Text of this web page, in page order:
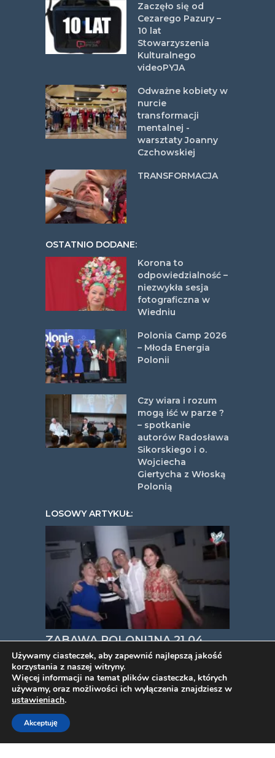
Zaczęło się od
Cezarego Pazury –
10 lat
Stowarzyszenia
Kulturalnego
videoPYJA
Odważne kobiety w
nurcie
transformacji
mentalnej -
warsztaty Joanny
Czchowskiej
TRANSFORMACJA
OSTATNIO DODANE:
Korona to
odpowiedzialność –
niezwykła sesja
fotograficzna w
Wiedniu
Polonia Camp 2026
– Młoda Energia
Polonii
Czy wiara i rozum
mogą iść w parze ?
– spotkanie
autorów Radosława
Sikorskiego i o.
Wojciecha
Giertycha z Włoską
Polonią
LOSOWY ARTYKUŁ:
ZABAWA POLONIJNA 21 04
2018 Idea Hotel Roma
Nomentana
TWORZENIE STRON INTERNETOWYCH
Używamy ciasteczek, aby zapewnić najlepszą jakość
korzystania z naszej witryny.
Więcej informacji na temat plików ciasteczka, których
używamy, oraz możliwości ich wyłączenia znajdziesz w
ustawieniach.
Akceptuję